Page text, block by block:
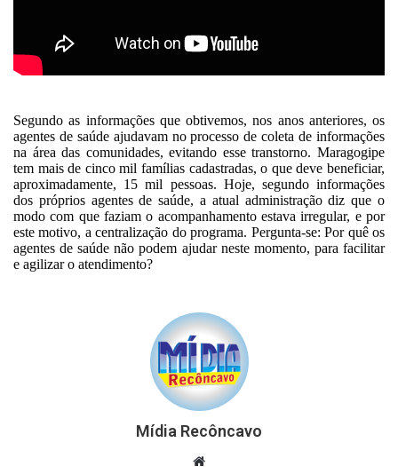
Segundo as informações que obtivemos, nos anos anteriores, os
agentes de saúde ajudavam no processo de coleta de informações
na área das comunidades, evitando esse transtorno. Maragogipe
tem mais de cinco mil famílias cadastradas, o que deve beneficiar,
aproximadamente, 15 mil pessoas. Hoje, segundo informações
dos próprios agentes de saúde, a atual administração diz que o
modo com que faziam o acompanhamento estava irregular, e por
este motivo, a centralização do programa. Pergunta-se: Por quê os
agentes de saúde não podem ajudar neste momento, para facilitar
e agilizar o atendimento?
Mídia Recôncavo
Website